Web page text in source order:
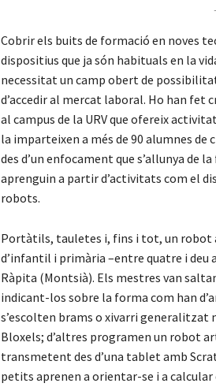
Cobrir els buits de formació en noves
dispositius que ja són habituals en la
necessitat un camp obert de
d’accedir al mercat laboral. Ho han
al campus de la URV que ofereix
la imparteixen a més de 90 alumnes de
des d’un enfocament que s’allunya de
aprenguin a partir d’activitats com el
robots.
Portàtils, tauletes i, fins i tot, un robot
d’infantil i primària –entre quatre i deu
Ràpita (Montsià). Els mestres van
indicant-los sobre la forma com han
s’escolten brams o xivarri generalitzat
Bloxels; d’altres programen un robot
transmetent des d’una tablet amb
petits aprenen a orientar-se i a calcular